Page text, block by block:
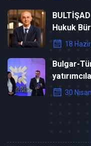
Hukuk
18
Bulgar-
30